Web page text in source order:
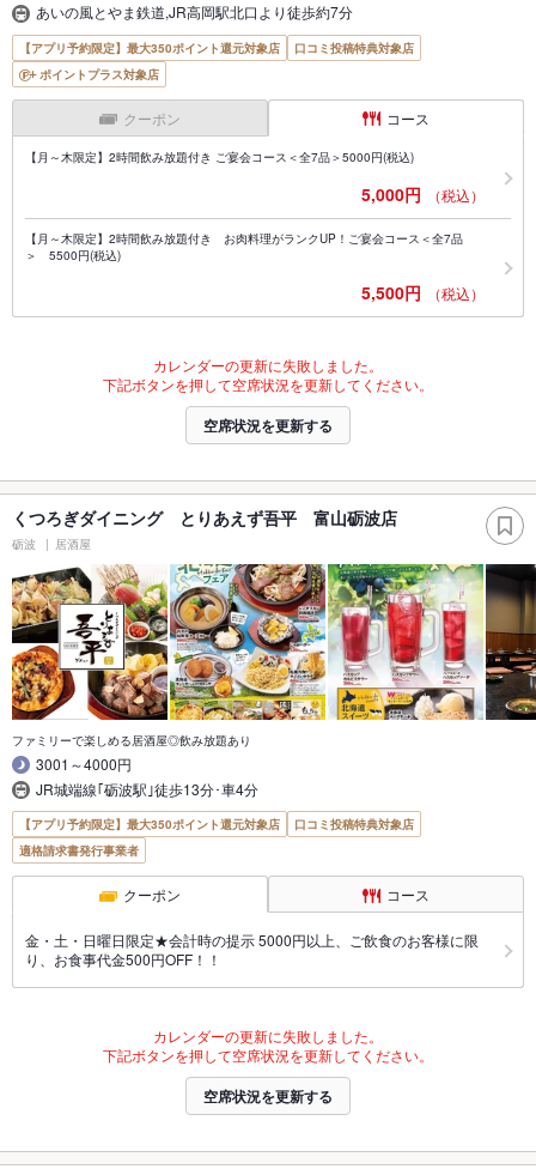
あいの風とやま鉄道,JR高岡駅北口より徒歩約7分
【アプリ予約限定】最大350ポイント還元対象店
口コミ投稿特典対象店
ポイントプラス対象店
クーポン コース
【月～木限定】2時間飲み放題付き ご宴会コース＜全7品＞5000円(税込)
5,000円 （税込）
【月～木限定】2時間飲み放題付き お肉料理がランクUP！ご宴会コース＜全7品
＞ 5500円(税込)
5,500円 （税込）
カレンダーの更新に失敗しました。
下記ボタンを押して空席状況を更新してください。
空席状況を更新する
くつろぎダイニング とりあえず吾平 富山砺波店
砺波 居酒屋
ファミリーで楽しめる居酒屋◎飲み放題あり
3001～4000円
JR城端線｢砺波駅｣徒歩13分･車4分
【アプリ予約限定】最大350ポイント還元対象店
口コミ投稿特典対象店
適格請求書発行事業者
クーポン コース
金・土・日曜日限定★会計時の提示 5000円以上、ご飲食のお客様に限
り、お食事代金500円OFF！！
カレンダーの更新に失敗しました。
下記ボタンを押して空席状況を更新してください。
空席状況を更新する